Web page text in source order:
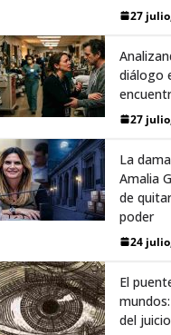
27
diálogo
27
La
Amalia
de
poder
24
El
del